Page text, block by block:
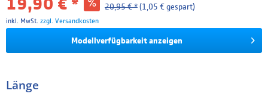
20,95 € *(1,05 € gespart)
inkl. MwSt. zzgl. Versandkosten
Modellverfügbarkeit anzeigen
Länge